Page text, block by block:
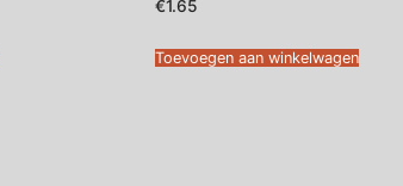
€1.65
Toevoegen aan winkelwagen